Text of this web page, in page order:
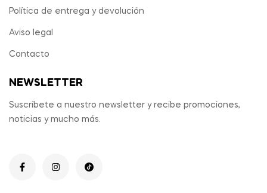
Política de entrega y devolución
Aviso legal
Contacto
NEWSLETTER
Suscríbete a nuestro newsletter y recibe promociones,
noticias y mucho más.